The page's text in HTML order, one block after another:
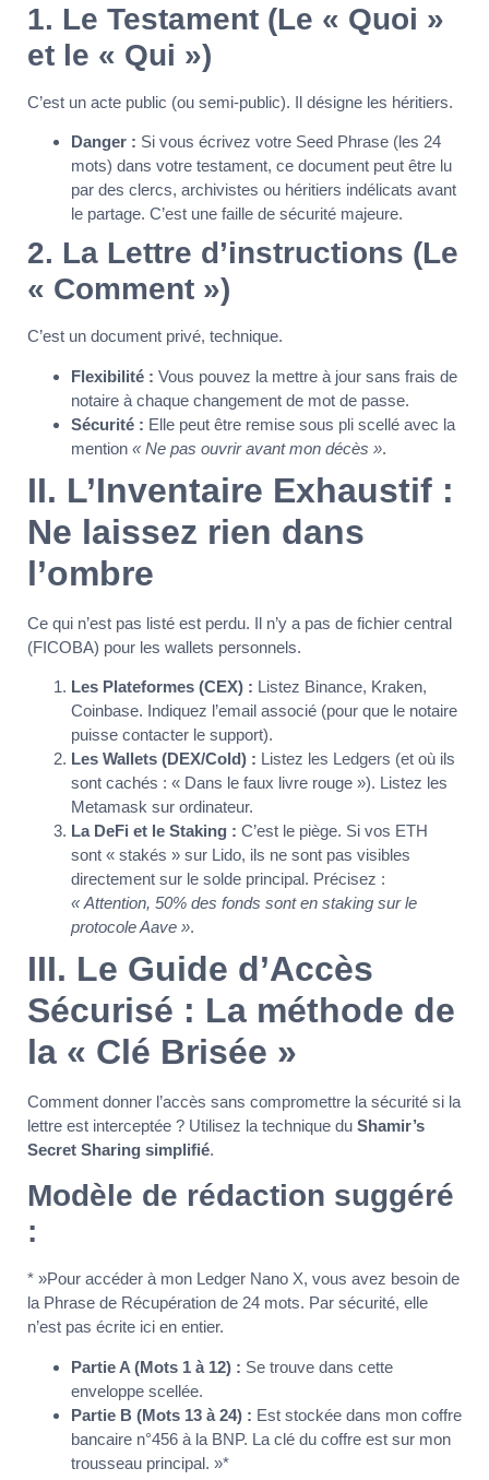
1. Le Testament (Le « Quoi »
et le « Qui »)
C’est un acte public (ou semi-public). Il désigne les héritiers.
Danger : Si vous écrivez votre Seed Phrase (les 24
mots) dans votre testament, ce document peut être lu
par des clercs, archivistes ou héritiers indélicats avant
le partage. C’est une faille de sécurité majeure.
2. La Lettre d’instructions (Le
« Comment »)
C’est un document privé, technique.
Flexibilité : Vous pouvez la mettre à jour sans frais de
notaire à chaque changement de mot de passe.
Sécurité : Elle peut être remise sous pli scellé avec la
mention « Ne pas ouvrir avant mon décès ».
II. L’Inventaire Exhaustif :
Ne laissez rien dans
l’ombre
Ce qui n’est pas listé est perdu. Il n’y a pas de fichier central
(FICOBA) pour les wallets personnels.
Les Plateformes (CEX) : Listez Binance, Kraken,
Coinbase. Indiquez l’email associé (pour que le notaire
puisse contacter le support).
Les Wallets (DEX/Cold) : Listez les Ledgers (et où ils
sont cachés : « Dans le faux livre rouge »). Listez les
Metamask sur ordinateur.
La DeFi et le Staking : C’est le piège. Si vos ETH
sont « stakés » sur Lido, ils ne sont pas visibles
directement sur le solde principal. Précisez :
« Attention, 50% des fonds sont en staking sur le
protocole Aave ».
III. Le Guide d’Accès
Sécurisé : La méthode de
la « Clé Brisée »
Comment donner l’accès sans compromettre la sécurité si la
lettre est interceptée ? Utilisez la technique du Shamir’s
Secret Sharing simplifié.
Modèle de rédaction suggéré
:
* »Pour accéder à mon Ledger Nano X, vous avez besoin de
la Phrase de Récupération de 24 mots. Par sécurité, elle
n’est pas écrite ici en entier.
Partie A (Mots 1 à 12) : Se trouve dans cette
enveloppe scellée.
Partie B (Mots 13 à 24) : Est stockée dans mon coffre
bancaire n°456 à la BNP. La clé du coffre est sur mon
trousseau principal. »*